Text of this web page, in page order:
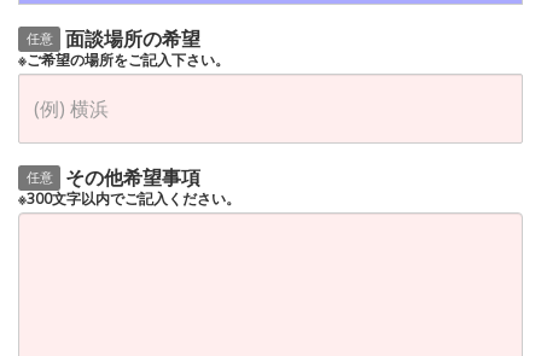
任意 面談場所の希望
※ご希望の場所をご記入下さい。
任意 その他希望事項
※300文字以内でご記入ください。